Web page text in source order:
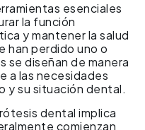
esenciales
la función
y mantener la salud
han perdido uno o
se diseñan de manera
a las necesidades
y su situación dental.
dental implica
comienzan